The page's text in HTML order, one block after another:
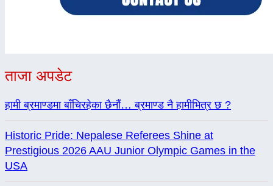
ताजा अपडेट
हामी ब्रमाण्डमा बाँचिरहेका छैनौं… ब्रमाण्ड नै हामीभित्र छ ?
Historic Pride: Nepalese Referees Shine at
Prestigious 2026 AAU Junior Olympic Games in the
USA